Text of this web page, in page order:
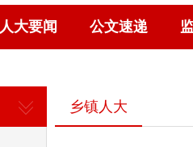
人大要闻 公文速递
乡镇人大